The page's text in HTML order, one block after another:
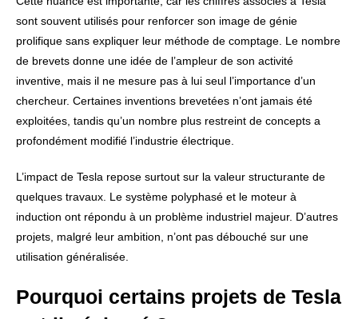
sont souvent utilisés pour renforcer son image de génie
prolifique sans expliquer leur méthode de comptage. Le nombre
de brevets donne une idée de l’ampleur de son activité
inventive, mais il ne mesure pas à lui seul l’importance d’un
chercheur. Certaines inventions brevetées n’ont jamais été
exploitées, tandis qu’un nombre plus restreint de concepts a
profondément modifié l’industrie électrique.
L’impact de Tesla repose surtout sur la valeur structurante de
quelques travaux. Le système polyphasé et le moteur à
induction ont répondu à un problème industriel majeur. D’autres
projets, malgré leur ambition, n’ont pas débouché sur une
utilisation généralisée.
Pourquoi certains projets de Tesla